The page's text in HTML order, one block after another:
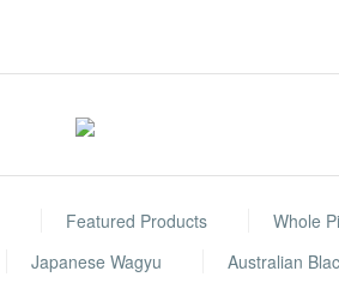
Featured Products Whole
Japanese Wagyu Australian